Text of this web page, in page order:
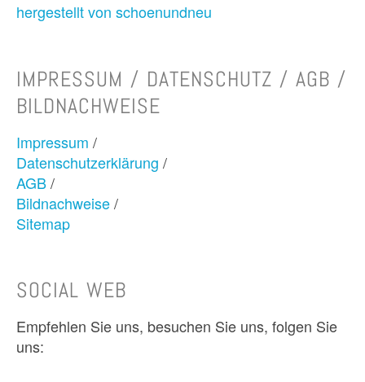
hergestellt von schoenundneu
IMPRESSUM / DATENSCHUTZ / AGB /
BILDNACHWEISE
Impressum /
Datenschutzerklärung /
AGB/
Bildnachweise/
Sitemap
SOCIAL WEB
Empfehlen Sie uns, besuchen Sie uns, folgen Sie
uns: